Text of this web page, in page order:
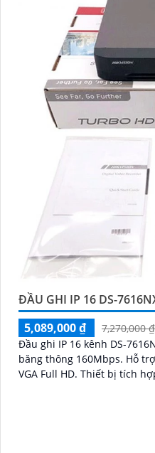
ĐẦU GHI IP 16 DS-
5,089,000 ₫
7,270,000 ₫
Đầu ghi IP 16 kênh DS-
băng thông 160Mbps. Hỗ trợ chuẩn nén H.265+, xuất hình HDMI 4K và
VGA Full HD. Thiết bị